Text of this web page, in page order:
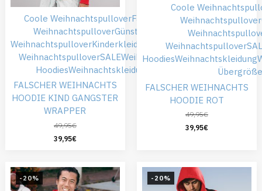
Coole WeihnachtspulloverFalsche
WeihnachtspulloverGünstiger
WeihnachtspulloverKinderkleidung
Roter
WeihnachtspulloverSALEWeihnachts
HoodiesWeihnachtskleidung
FALSCHER WEIHNACHTS
HOODIE KIND GANGSTER
WRAPPER
49,95€
39,95€
Coole
Weihnachtspullover
Weihnachtspullover
HoodiesWeihnachtskleidung
FALSCHER WEIHNACHTS
HOODIE ROT
49,95€
39,95€
-20% -20%